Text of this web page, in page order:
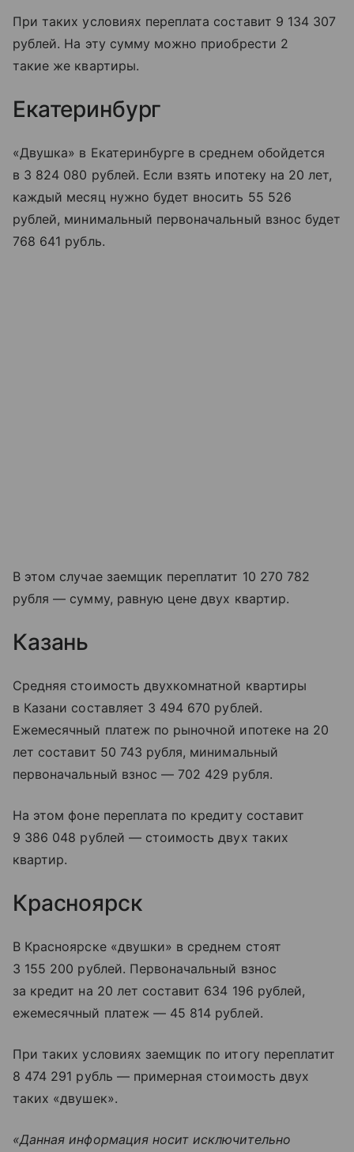
При таких условиях переплата составит 9 134 307
рублей. На эту сумму можно приобрести 2
такие же квартиры.
Екатеринбург
«Двушка» в Екатеринбурге в среднем обойдется
в 3 824 080 рублей. Если взять ипотеку на 20 лет,
каждый месяц нужно будет вносить 55 526
рублей, минимальный первоначальный взнос будет
768 641 рубль.
В этом случае заемщик переплатит 10 270 782
рубля — сумму, равную цене двух квартир.
Казань
Средняя стоимость двухкомнатной квартиры
в Казани составляет 3 494 670 рублей.
Ежемесячный платеж по рыночной ипотеке на 20
лет составит 50 743 рубля, минимальный
первоначальный взнос — 702 429 рубля.
На этом фоне переплата по кредиту составит
9 386 048 рублей — стоимость двух таких
квартир.
Красноярск
В Красноярске «двушки» в среднем стоят
3 155 200 рублей. Первоначальный взнос
за кредит на 20 лет составит 634 196 рублей,
ежемесячный платеж — 45 814 рублей.
При таких условиях заемщик по итогу переплатит
8 474 291 рубль — примерная стоимость двух
таких «двушек».
«Данная информация носит исключительно